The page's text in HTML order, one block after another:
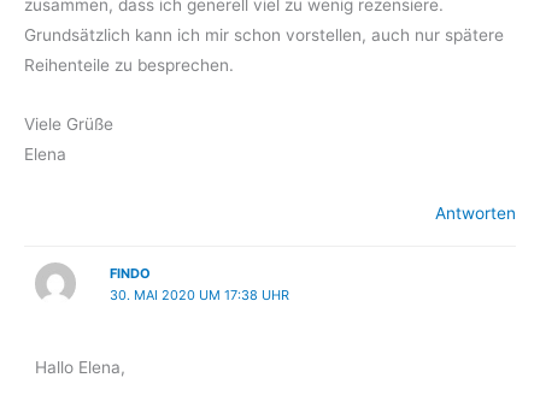
zusammen, dass ich generell viel zu wenig rezensiere.
Grundsätzlich kann ich mir schon vorstellen, auch nur spätere
Reihenteile zu besprechen.
Viele Grüße
Elena
Antworten
FINDO
30. MAI 2020 UM 17:38 UHR
Hallo Elena,